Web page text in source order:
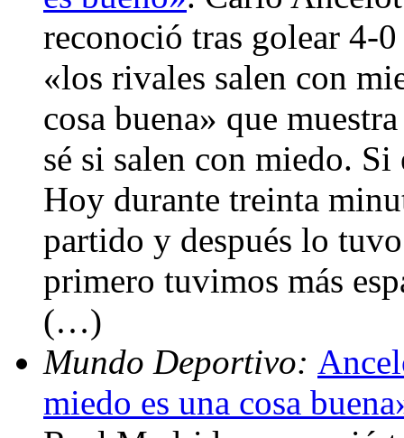
reconoció tras golear 4-
«los rivales salen con
cosa buena» que
sé si salen con miedo. Si
Hoy durante treinta
partido y después lo
primero tuvimos más
(…)
Mundo Deportivo:
miedo es una cosa